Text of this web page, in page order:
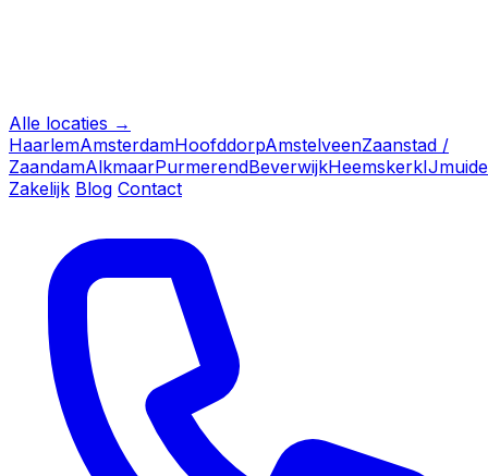
Alle locaties →
HaarlemAmsterdamHoofddorpAmstelveenZaanstad /
ZaandamAlkmaarPurmerendBeverwijkHeemskerk
Zakelijk Blog Contact